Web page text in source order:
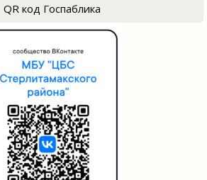
QR код Госпаблика